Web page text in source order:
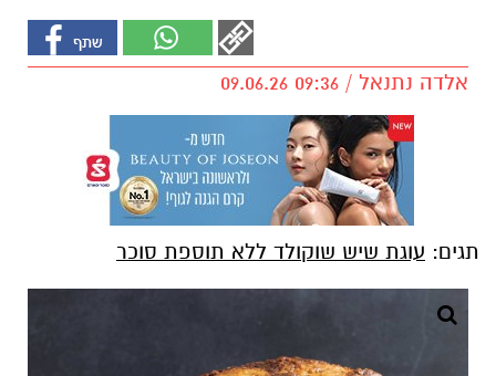
אלדה נתנאל / 09:36 09.06.26
תגים: עוגת שיש שוקולד ללא תוספת סוכר